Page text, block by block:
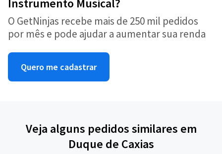
Instrumento Musical?
O GetNinjas recebe mais de 250 mil pedidos
por mês e pode ajudar a aumentar sua renda
Quero me cadastrar
Veja alguns pedidos similares em
Duque de Caxias